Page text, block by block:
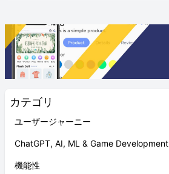
カテゴリ
ユーザージャーニー
ChatGPT, AI, ML & Game Development
機能性